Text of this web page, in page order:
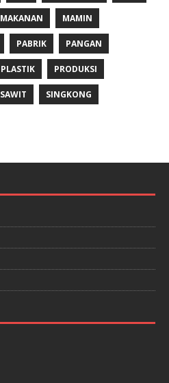
MAKANAN MAMIN
PABRIK PANGAN
PLASTIK PRODUKSI
SAWIT SINGKONG